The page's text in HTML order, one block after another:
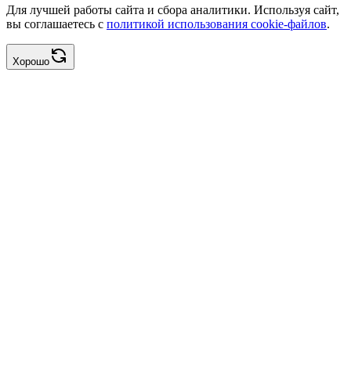
Для лучшей работы сайта и сбора аналитики. Используя сайт,
вы соглашаетесь с политикой использования cookie-файлов.
Хорошо